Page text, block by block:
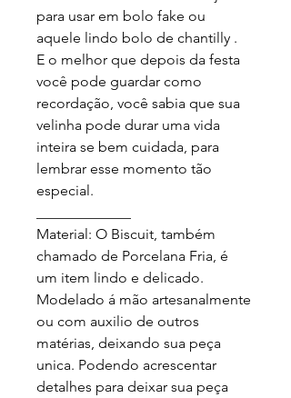
para usar em bolo fake ou
aquele lindo bolo de chantilly .
E o melhor que depois da festa
você pode guardar como
recordação, você sabia que sua
velinha pode durar uma vida
inteira se bem cuidada, para
lembrar esse momento tão
especial.
Material: O Biscuit, também
chamado de Porcelana Fria, é
um item lindo e delicado.
Modelado á mão artesanalmente
ou com auxilio de outros
matérias, deixando sua peça
unica. Podendo acrescentar
detalhes para deixar sua peça